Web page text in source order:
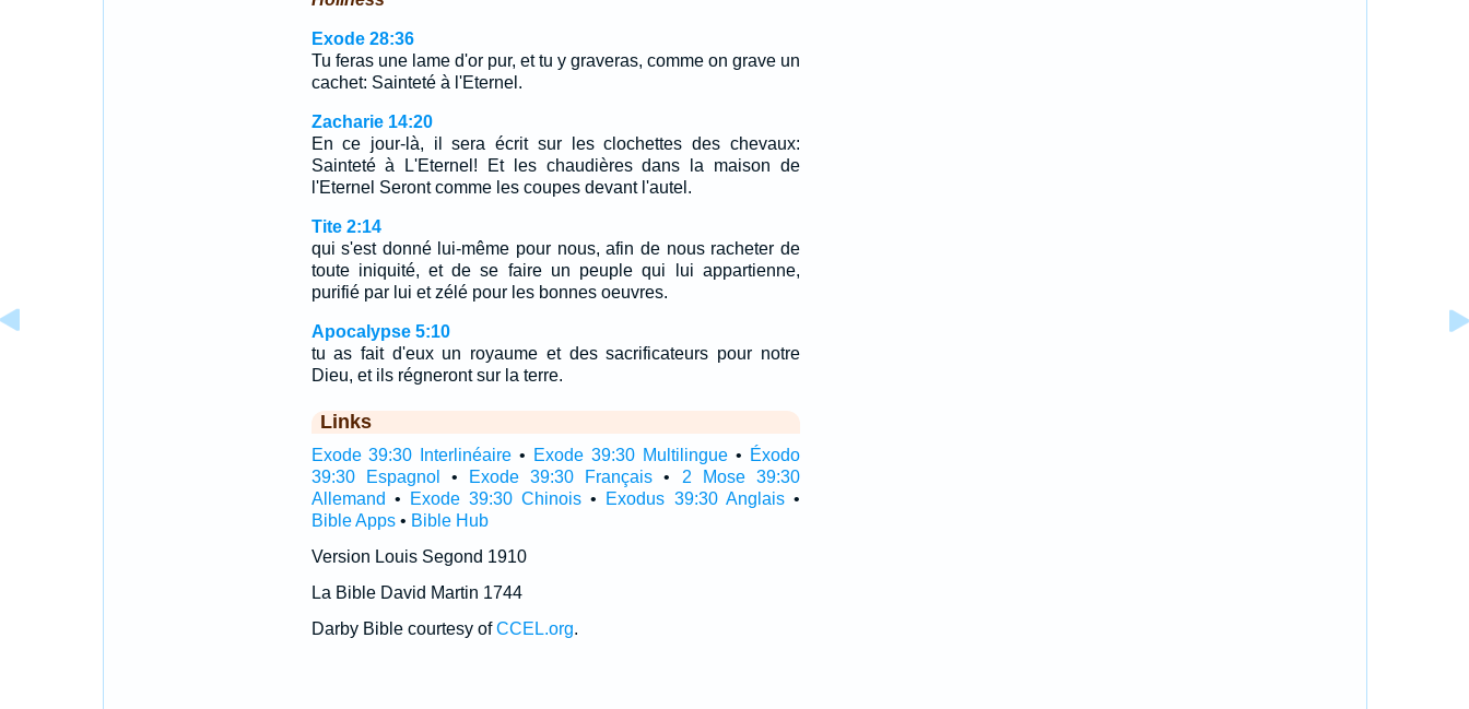
Exode 28:36
Tu feras une lame d'or pur, et tu y graveras, comme on grave un
cachet: Sainteté à l'Eternel.
Zacharie 14:20
En ce jour-là, il sera écrit sur les clochettes des chevaux:
Sainteté à L'Eternel! Et les chaudières dans la maison de
l'Eternel Seront comme les coupes devant l'autel.
Tite 2:14
qui s'est donné lui-même pour nous, afin de nous racheter de
toute iniquité, et de se faire un peuple qui lui appartienne,
purifié par lui et zélé pour les bonnes oeuvres.
Apocalypse 5:10
tu as fait d'eux un royaume et des sacrificateurs pour notre
Dieu, et ils régneront sur la terre.
Links
Exode 39:30 Interlinéaire • Exode 39:30 Multilingue • Éxodo
39:30 Espagnol
• Exode 39:30 Français • 2 Mose 39:30
Allemand • Exode 39:30 Chinois • Exodus 39:30 Anglais•
Bible Apps• Bible Hub
Version Louis Segond 1910
La Bible David Martin 1744
Darby Bible courtesy ofCCEL.org.